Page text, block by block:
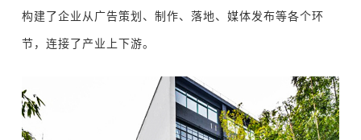
构建了企业从广告策划、制作、落地、媒体发布等各个环
节，连接了产业上下游。